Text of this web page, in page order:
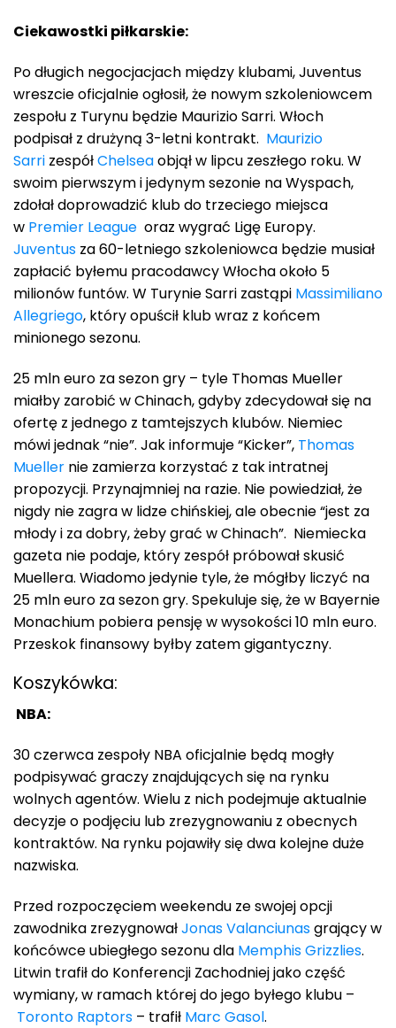
Ciekawostki piłkarskie:
Po długich negocjacjach między klubami, Juventus
wreszcie oficjalnie ogłosił, że nowym szkoleniowcem
zespołu z Turynu będzie Maurizio Sarri. Włoch
podpisał z drużyną 3-letni kontrakt. Maurizio
Sarri zespółChelseaobjął w lipcu zeszłego roku. W
swoim pierwszym i jedynym sezonie na Wyspach,
zdołał doprowadzić klub do trzeciego miejsca
w Premier League oraz wygrać Ligę Europy.
Juventus za 60-letniego szkoleniowca będzie musiał
zapłacić byłemu pracodawcy Włocha około 5
milionów funtów. W Turynie Sarri zastąpi Massimiliano
Allegriego, który opuścił klub wraz z końcem
minionego sezonu.
25 mln euro za sezon gry – tyle Thomas Mueller
miałby zarobić w Chinach, gdyby zdecydował się na
ofertę z jednego z tamtejszych klubów. Niemiec
mówi jednak “nie”. Jak informuje “Kicker”, Thomas
Mueller nie zamierza korzystać z tak intratnej
propozycji. Przynajmniej na razie. Nie powiedział, że
nigdy nie zagra w lidze chińskiej, ale obecnie “jest za
młody i za dobry, żeby grać w Chinach”. Niemiecka
gazeta nie podaje, który zespół próbował skusić
Muellera. Wiadomo jedynie tyle, że mógłby liczyć na
25 mln euro za sezon gry. Spekuluje się, że w Bayernie
Monachium pobiera pensję w wysokości 10 mln euro.
Przeskok finansowy byłby zatem gigantyczny.
Koszykówka:
NBA:
30 czerwca zespoły NBA oficjalnie będą mogły
podpisywać graczy znajdujących się na rynku
wolnych agentów. Wielu z nich podejmuje aktualnie
decyzje o podjęciu lub zrezygnowaniu z obecnych
kontraktów. Na rynku pojawiły się dwa kolejne duże
nazwiska.
Przed rozpoczęciem weekendu ze swojej opcji
zawodnika zrezygnowałJonas Valanciunasgrający w
końcówce ubiegłego sezonu dla Memphis Grizzlies.
Litwin trafił do Konferencji Zachodniej jako część
wymiany, w ramach której do jego byłego klubu –
Toronto Raptors – trafił Marc Gasol.